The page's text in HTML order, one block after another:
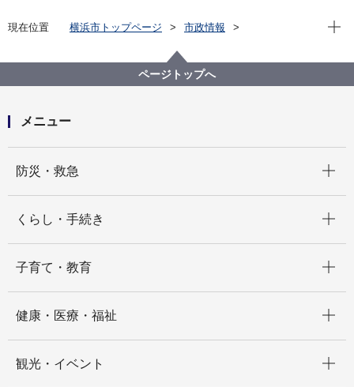
現在位置 横浜市トップページ
市政情報
「ヨコハマeアンケート2022年度新規メンバー募集」
について
現在
ページトップへ
メニュー
防災・救急
くらし・手続き
子育て・教育
健康・医療・福祉
観光・イベント